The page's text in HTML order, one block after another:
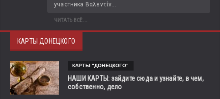
участника Βαλεντίν...
ЧИТАТЬ ВСЁ...
КАРТЫ ДОНЕЦКОГО
КАРТЫ "ДОНЕЦКОГО"
НАШИ КАРТЫ: зайдите сюда и узнайте, в чем,
собственно, дело